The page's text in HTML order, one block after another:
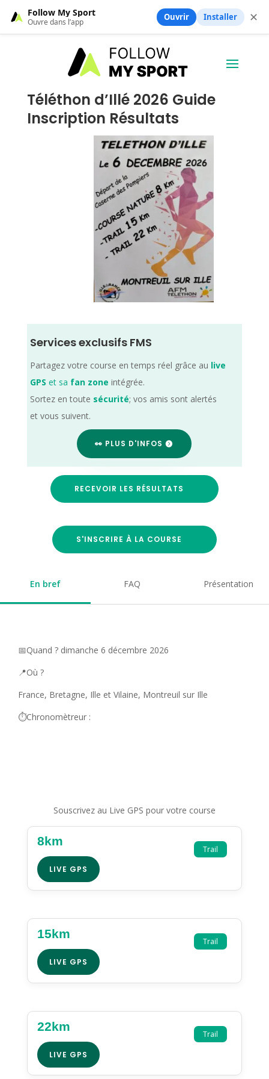
Téléthon d’Illé 2026 Guide
Inscription Résultats
Services exclusifs FMS
Partagez votre course en temps réel grâce au live
GPS et sa fan zone intégrée.
Sortez en toute sécurité; vos amis sont alertés
et vous suivent.
👀 PLUS D'INFOS
RECEVOIR LES RÉSULTATS
S'INSCRIRE À LA COURSE
En bref FAQ Présentation
📅Quand ? dimanche 6 décembre 2026
📍Où ?
France, Bretagne, Ille et Vilaine, Montreuil sur Ille
⏱️Chronomètreur :
Souscrivez au Live GPS pour votre course
Trail
8km
LIVE GPS
Trail
15km
LIVE GPS
Trail
22km
LIVE GPS
Follow My Sport
Ouvre dans l’app Ouvrir Installer ✕